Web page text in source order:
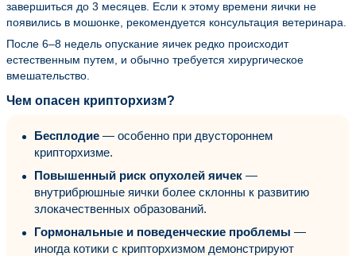
завершиться до 3 месяцев. Если к этому времени яички не
появились в мошонке, рекомендуется консультация ветеринара.
После 6–8 недель опускание яичек редко происходит
естественным путем, и обычно требуется хирургическое
вмешательство.
Чем опасен крипторхизм?
Бесплодие — особенно при двустороннем
крипторхизме.
Повышенный риск опухолей яичек —
внутрибрюшные яички более склонны к развитию
злокачественных образований.
Гормональные и поведенческие проблемы —
иногда котики с крипторхизмом демонстрируют